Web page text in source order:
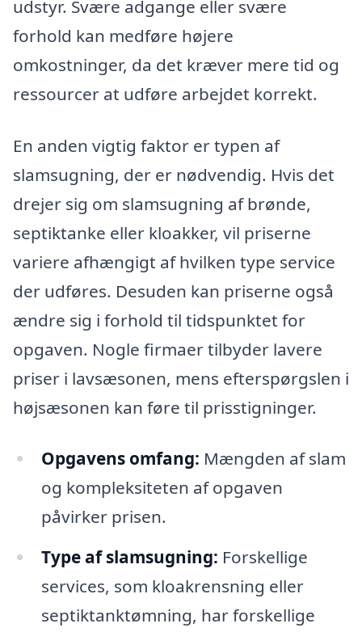
udstyr. Svære adgange eller svære
forhold kan medføre højere
omkostninger, da det kræver mere tid og
ressourcer at udføre arbejdet korrekt.
En anden vigtig faktor er typen af
slamsugning, der er nødvendig. Hvis det
drejer sig om slamsugning af brønde,
septiktanke eller kloakker, vil priserne
variere afhængigt af hvilken type service
der udføres. Desuden kan priserne også
ændre sig i forhold til tidspunktet for
opgaven. Nogle firmaer tilbyder lavere
priser i lavsæsonen, mens efterspørgslen i
højsæsonen kan føre til prisstigninger.
Opgavens omfang: Mængden af slam
og kompleksiteten af opgaven
påvirker prisen.
Type af slamsugning: Forskellige
services, som kloakrensning eller
septiktanktømning, har forskellige